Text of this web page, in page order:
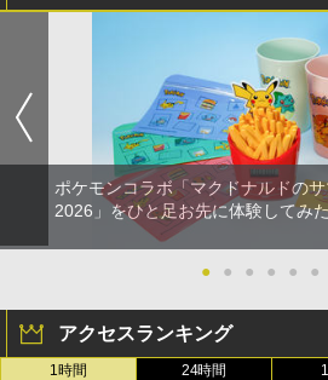
ポケモンコラボ「マクドナルドの
2026」をひと足お先に体験してみ
● ● ● ● ● ●
アクセスランキング
1時間 24時間